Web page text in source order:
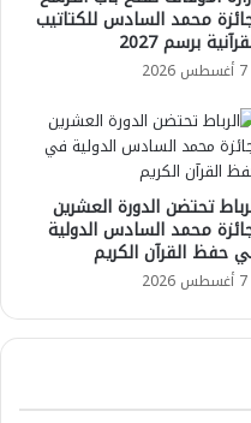
محمد السادس للكتاتيب
برسم 2027
7 أغسطس 2026
تحتضن الدورة العشرين
محمد السادس الدولية
حفظ القرآن الكريم
7 أغسطس 2026